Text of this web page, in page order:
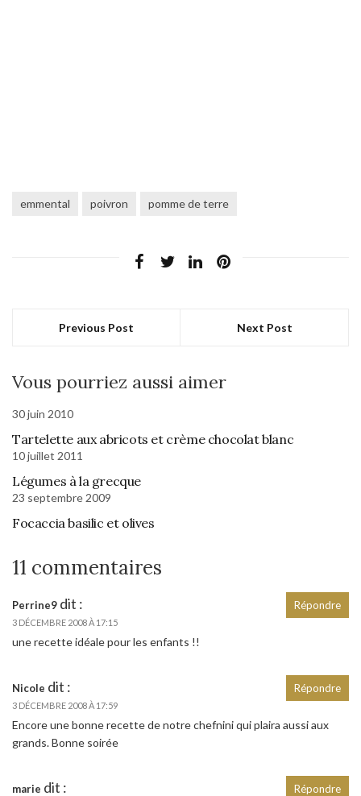
emmental poivron pomme de terre
Previous Post Next Post
Vous pourriez aussi aimer
30 juin 2010
Tartelette aux abricots et crème chocolat blanc
10 juillet 2011
Légumes à la grecque
23 septembre 2009
Focaccia basilic et olives
11 commentaires
Perrine9 dit :
3 DÉCEMBRE 2008 À 17:15
une recette idéale pour les enfants !!
Répondre
Nicole dit :
3 DÉCEMBRE 2008 À 17:59
Encore une bonne recette de notre chefnini qui plaira aussi aux
grands. Bonne soirée
Répondre
marie dit : Répondre